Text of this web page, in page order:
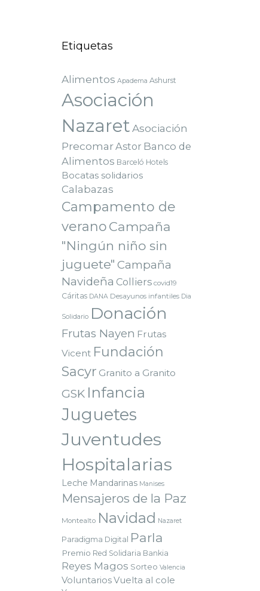
Etiquetas
Alimentos Apadema Ashurst
Asociación
NazaretAsociación
PrecomarAstor Banco de
Alimentos Barceló Hotels
Bocatas solidarios
Calabazas
Campamento de
verano Campaña
"Ningún niño sin
juguete" Campaña
Navideña Colliers covid19
Cáritas DANA Desayunos infantiles Dia
Solidario Donación
Frutas Nayen Frutas
Vicent Fundación
Sacyr Granito a Granito
GSK Infancia
Juguetes
Juventudes
Hospitalarias
Leche Mandarinas Manises
Mensajeros de la Paz
Montealto Navidad Nazaret
Paradigma Digital Parla
Premio Red Solidaria Bankia
Reyes Magos Sorteo Valencia
VoluntariosVuelta al cole